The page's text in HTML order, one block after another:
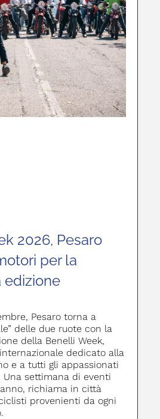
2026, Pesaro
per la
edizione
Pesaro torna a
delle due ruote con la
della Benelli Week,
dedicato alla
e a tutti gli appassionati
settimana di eventi
richiama in città
provenienti da ogni